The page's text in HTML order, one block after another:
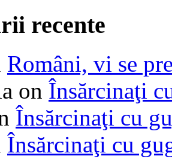
recente
Români, vi se
on Însărcinaţi
Însărcinaţi cu
Însărcinaţi cu